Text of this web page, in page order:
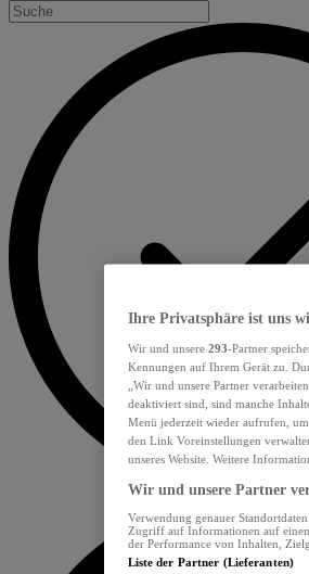
Ihre Privatsphäre ist uns
Wir und unsere 293-Partner
Kennungen auf Ihrem Gerät zu.
„Wir und unsere Partner
deaktiviert sind, sind manche
Menü jederzeit wieder aufrufen,
den Link Voreinstellungen
unseres Website. Weitere
Wir und unsere Partner
Verwendung genauer
Zugriff auf Informationen auf
der Performance von Inhalten,
Liste der Partner (Lieferanten)